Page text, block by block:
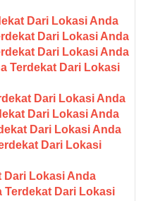
Dari Lokasi Anda
Dari Lokasi Anda
Dari Lokasi Anda
Terdekat Dari Lokasi
Dari Lokasi Anda
Dari Lokasi Anda
Dari Lokasi Anda
Dari Lokasi
Dari Lokasi Anda
Terdekat Dari Lokasi